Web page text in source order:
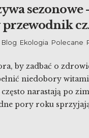
sezonowe
Blog Ekologia Polecane
by zadbać o
niedobory
narastają po
pory roku
produkty,